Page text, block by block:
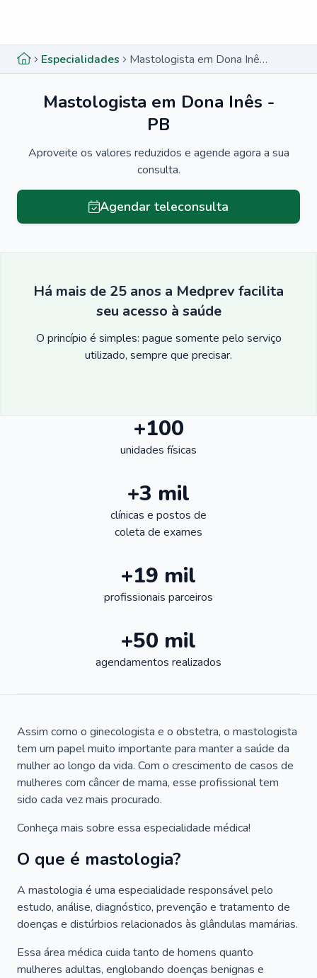
Especialidades Mastologista em Dona Inês - PB
Mastologista em Dona Inês -
PB
Aproveite os valores reduzidos e agende agora a sua
consulta.
Agendar teleconsulta
Há mais de 25 anos a Medprev facilita
seu acesso à saúde
O princípio é simples: pague somente pelo serviço
utilizado, sempre que precisar.
+100
unidades físicas
+3 mil
clínicas e postos de
coleta de exames
+19 mil
profissionais parceiros
+50 mil
agendamentos realizados
Assim como o ginecologista e o obstetra, o mastologista
tem um papel muito importante para manter a saúde da
mulher ao longo da vida. Com o crescimento de casos de
mulheres com câncer de mama, esse profissional tem
sido cada vez mais procurado.
Conheça mais sobre essa especialidade médica!
O que é mastologia?
A mastologia é uma especialidade responsável pelo
estudo, análise, diagnóstico, prevenção e tratamento de
doenças e distúrbios relacionados às glândulas mamárias.
Essa área médica cuida tanto de homens quanto
mulheres adultas, englobando doenças benignas e